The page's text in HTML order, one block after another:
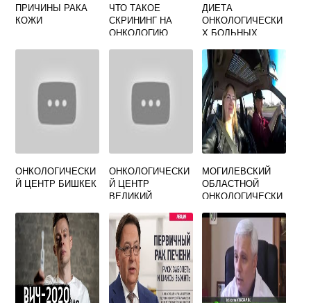
ПРИЧИНЫ РАКА
КОЖИ
ЧТО ТАКОЕ
СКРИНИНГ НА
ОНКОЛОГИЮ
ДИЕТА
ОНКОЛОГИЧЕСКИ
Х БОЛЬНЫХ
ОНКОЛОГИЧЕСКИ
Й ЦЕНТР БИШКЕК
ОНКОЛОГИЧЕСКИ
Й ЦЕНТР
ВЕЛИКИЙ
ОФИЦИАЛЬНЫЙ
САЙТ
МОГИЛЕВСКИЙ
ОБЛАСТНОЙ
ОНКОЛОГИЧЕСКИ
ОФИЦИАЛЬНЫЙ